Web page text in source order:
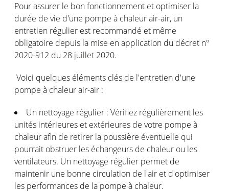
Pour assurer le bon fonctionnement et optimiser la
durée de vie d'une pompe à chaleur air-air, un
entretien régulier est recommandé et même
obligatoire depuis la mise en application du décret n°
2020-912 du 28 juillet 2020.
Voici quelques éléments clés de l'entretien d'une
pompe à chaleur air-air :
Un nettoyage régulier : Vérifiez régulièrement les
unités intérieures et extérieures de votre pompe à
chaleur afin de retirer la poussière éventuelle qui
pourrait obstruer les échangeurs de chaleur ou les
ventilateurs. Un nettoyage régulier permet de
maintenir une bonne circulation de l'air et d'optimiser
les performances de la pompe à chaleur.